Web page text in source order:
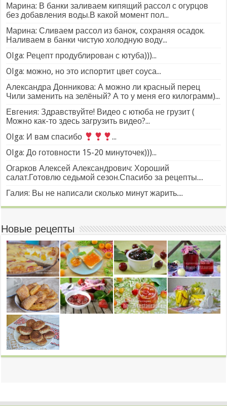
Марина: В банки заливаем кипящий рассол с огурцов
без добавления воды.В какой момент пол...
Марина: Сливаем рассол из банок, сохраняя осадок.
Наливаем в банки чистую холодную воду...
Olga: Рецепт продублирован с ютуба)))...
Olga: можно, но это испортит цвет соуса...
Александра Донникова: А можно ли красный перец
Чили заменить на зелёный? А то у меня его килограмм)...
Евгения: Здравствуйте! Видео с ютюба не грузит (
Можно как-то здесь загрузить видео?...
Olga: И вам спасибо
...
Olga: До готовности 15-20 минуточек)))...
Огарков Алексей Александрович: Хороший
салат.Готовлю седьмой сезон.Спасибо за рецепты....
Галия: Вы не написали сколько минут жарить....
Новые рецепты